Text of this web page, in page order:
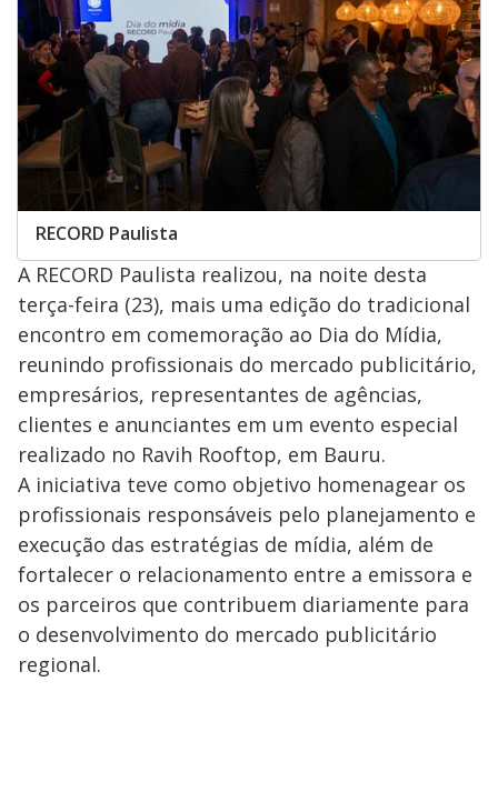
RECORD Paulista
A RECORD Paulista realizou, na noite desta
terça-feira (23), mais uma edição do tradicional
encontro em comemoração ao Dia do Mídia,
reunindo profissionais do mercado publicitário,
empresários, representantes de agências,
clientes e anunciantes em um evento especial
realizado no Ravih Rooftop, em Bauru.
A iniciativa teve como objetivo homenagear os
profissionais responsáveis pelo planejamento e
execução das estratégias de mídia, além de
fortalecer o relacionamento entre a emissora e
os parceiros que contribuem diariamente para
o desenvolvimento do mercado publicitário
regional.